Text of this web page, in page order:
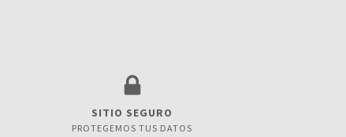
SITIO SEGURO
PROTEGEMOS TUS DATOS